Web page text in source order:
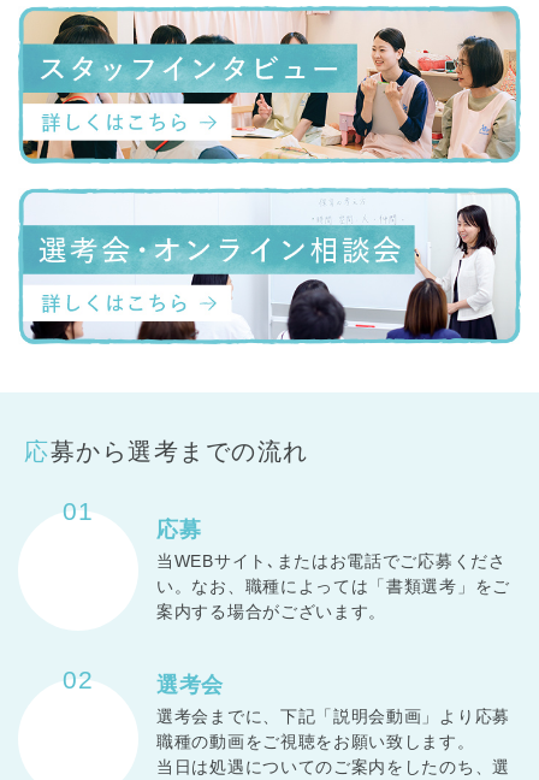
応募から選考までの流れ
01
応募
当WEBサイト､またはお電話でご応募くださ
い。なお、職種によっては「書類選考」をご
案内する場合がございます。
02 選考会
選考会までに、下記「説明会動画」より応募
職種の動画をご視聴をお願い致します。
当日は処遇についてのご案内をしたのち、選